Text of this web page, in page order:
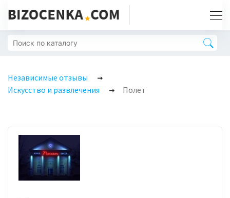
Независимые отзывы
Искусство и развлечения
Полет